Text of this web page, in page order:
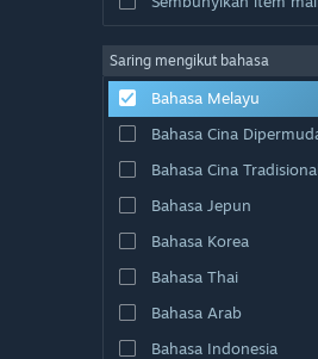
Saring mengikut bahasa
Bahasa Melayu
Bahasa Cina
Bahasa Cina
Bahasa Jepun
Bahasa Korea
Bahasa Thai
Bahasa Arab
Bahasa Indonesia